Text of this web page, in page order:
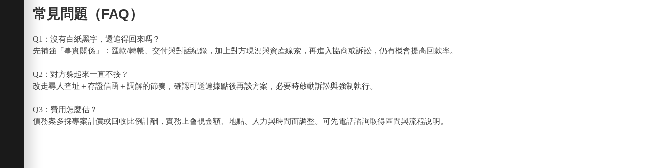
常見問題（FAQ）
Q1：沒有白紙黑字，還追得回來嗎？
先補強「事實關係」：匯款/轉帳、交付與對話紀錄，加上對方現況與資產線索，再進入協商或訴訟，仍有機會提高回款率。
Q2：對方躲起來一直不接？
改走尋人查址＋存證信函＋調解的節奏，確認可送達據點後再談方案，必要時啟動訴訟與強制執行。
Q3：費用怎麼估？
債務案多採專案計價或回收比例計酬，實務上會視金額、地點、人力與時間而調整。可先電話諮詢取得區間與流程說明。